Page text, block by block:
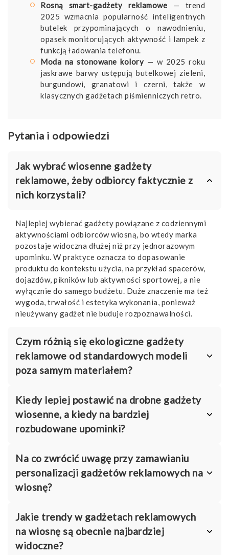
Rosną smart-gadżety reklamowe — trend
2025 wzmacnia popularność inteligentnych
butelek przypominających o nawodnieniu,
opasek monitorujących aktywność i lampek z
funkcją ładowania telefonu.
Moda na stonowane kolory— w 2025 roku
jaskrawe barwy ustępują butelkowej zieleni,
burgundowi, granatowi i czerni, także w
klasycznych gadżetach piśmienniczych retro.
Pytania i odpowiedzi
Jak wybrać wiosenne gadżety
reklamowe, żeby odbiorcy faktycznie z
nich korzystali?
Najlepiej wybierać gadżety powiązane z codziennymi
aktywnościami odbiorców wiosną, bo wtedy marka
pozostaje widoczna dłużej niż przy jednorazowym
upominku. W praktyce oznacza to dopasowanie
produktu do kontekstu użycia, na przykład spacerów,
dojazdów, pikników lub aktywności sportowej, a nie
wyłącznie do samego budżetu. Duże znaczenie ma też
wygoda, trwałość i estetyka wykonania, ponieważ
nieużywany gadżet nie buduje rozpoznawalności.
Czym różnią się ekologiczne gadżety
reklamowe od standardowych modeli
poza samym materiałem?
Kiedy lepiej postawić na drobne gadżety
wiosenne, a kiedy na bardziej
rozbudowane upominki?
Na co zwrócić uwagę przy zamawianiu
personalizacji gadżetów reklamowych na
wiosnę?
Jakie trendy w gadżetach reklamowych
na wiosnę są obecnie najbardziej
widoczne?